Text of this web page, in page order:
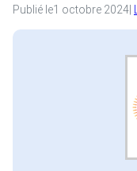
Publié le1 octobre 2024